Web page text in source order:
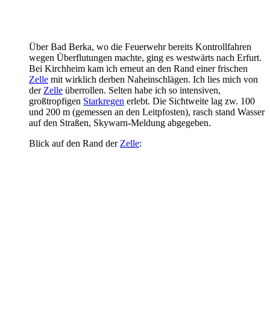
Über Bad Berka, wo die Feuerwehr bereits Kontrollfahren
wegen Überflutungen machte, ging es westwärts nach Erfurt.
Bei Kirchheim kam ich erneut an den Rand einer frischen
Zelle mit wirklich derben Naheinschlägen. Ich lies mich von
der Zelle überrollen. Selten habe ich so intensiven,
großtropfigen Starkregen erlebt. Die Sichtweite lag zw. 100
und 200 m (gemessen an den Leitpfosten), rasch stand Wasser
auf den Straßen, Skywarn-Meldung abgegeben.
Blick auf den Rand der Zelle: